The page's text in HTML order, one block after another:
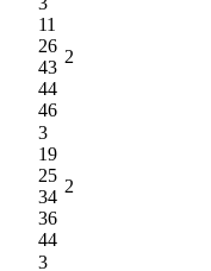
11
26
43
44
46
2
3
19
25
34
36
44
2
3